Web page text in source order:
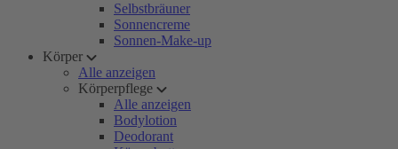
Selbstbräuner
Sonnencreme
Sonnen-Make-up
Körper
Alle anzeigen
Körperpflege
Alle anzeigen
Bodylotion
Deodorant